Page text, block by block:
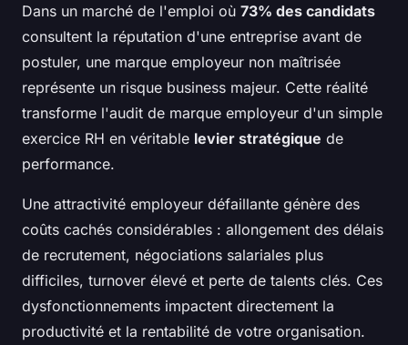
Dans un marché de l'emploi où 73% des candidats
consultent la réputation d'une entreprise avant de
postuler, une marque employeur non maîtrisée
représente un risque business majeur. Cette réalité
transforme l'audit de marque employeur d'un simple
exercice RH en véritable levier stratégique de
performance.
Une attractivité employeur défaillante génère des
coûts cachés considérables : allongement des délais
de recrutement, négociations salariales plus
difficiles, turnover élevé et perte de talents clés. Ces
dysfonctionnements impactent directement la
productivité et la rentabilité de votre organisation.